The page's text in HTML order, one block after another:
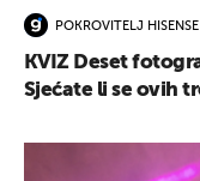
POKROVITELJ HISENSE
KVIZ Deset
Sjećate li se ovih